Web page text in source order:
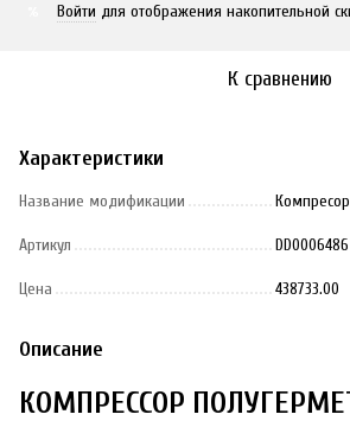
Войти для отображения накопительной
К сравнению
Характеристики
Название модификации Компресор
Артикул DD0006486
Цена 438733.00
Описание
КОМПРЕССОР